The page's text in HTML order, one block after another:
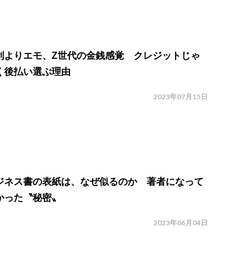
よりエモ、Z世代の金銭感覚 クレジットじゃ
後払い選ぶ理由
2023年07月15日
ネス書の表紙は、なぜ似るのか 著者になって
った〝秘密〟
2023年06月04日